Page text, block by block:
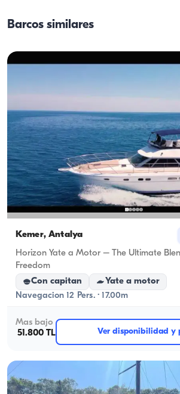
número máximo de pasajeros en
capacidad de alojamiento; para
aplica la capacidad de navegación.
Barcos similares
Kemer, Antalya
Horizon Yate a Motor – The Ultimate
Freedom
Con capitan
Yate a motor
Navegacion 12 Pers. · 17.00m
Mas bajo
51.800 TL
Ver disponibilidad y